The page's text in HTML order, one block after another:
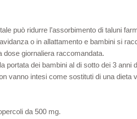
può ridurre l’assorbimento di taluni
o in allattamento e bambini si
dose giornaliera raccomandata.
portata dei bambini al di sotto dei 3 anni
vanno intesi come sostituti di una dieta
da 500 mg.